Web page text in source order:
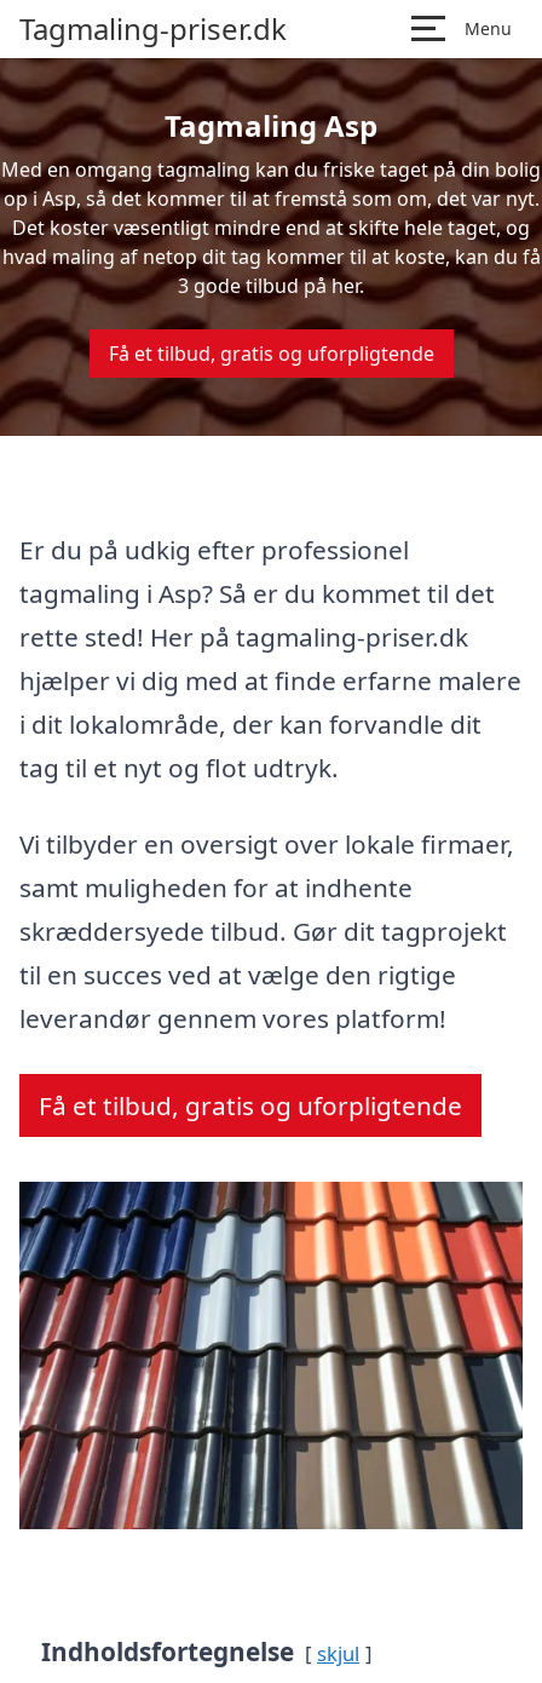
Tagmaling-priser.dk Menu
Tagmaling Asp
Med en omgang tagmaling kan du friske taget på din bolig
op i Asp, så det kommer til at fremstå som om, det var nyt.
Det koster væsentligt mindre end at skifte hele taget, og
hvad maling af netop dit tag kommer til at koste, kan du få
3 gode tilbud på her.
Få et tilbud, gratis og uforpligtende
Er du på udkig efter professionel
tagmaling i Asp? Så er du kommet til det
rette sted! Her på tagmaling-priser.dk
hjælper vi dig med at finde erfarne malere
i dit lokalområde, der kan forvandle dit
tag til et nyt og flot udtryk.
Vi tilbyder en oversigt over lokale firmaer,
samt muligheden for at indhente
skræddersyede tilbud. Gør dit tagprojekt
til en succes ved at vælge den rigtige
leverandør gennem vores platform!
Få et tilbud, gratis og uforpligtende
Indholdsfortegnelse skjul